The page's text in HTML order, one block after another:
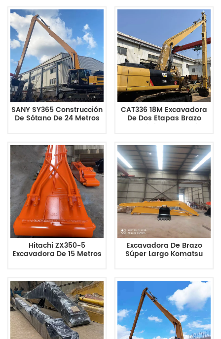
SANY SY365 Construcción
De Sótano De 24 Metros
CAT336 18M Excavadora
De Dos Etapas Brazo
Telescópico Excavación
Hitachi ZX350-5
Excavadora De 15 Metros
Excavadora De Brazo
Súper Largo Komatsu
PC200 De 55 Pies